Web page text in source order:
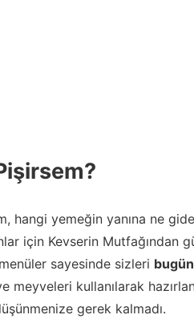
hangi yemeğin yanına ne
için Kevserin Mutfağından
sayesinde sizleri
meyveleri kullanılarak
gerek kalmadı.